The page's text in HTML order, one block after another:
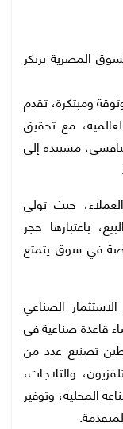
المصرية ترتكز
ومبتكرة، تقدم
مع تحقيق
مستندة إلى
حيث تولي
باعتبارها حجر
في سوق يتمتع
الصناعي
قاعدة صناعية في
تصنيع عدد من
والثلاجات،
المحلية، وتوفير